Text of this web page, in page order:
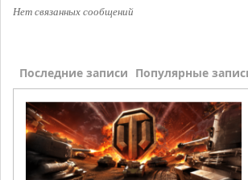
Нет связанных сообщений
Последние записи Популярные